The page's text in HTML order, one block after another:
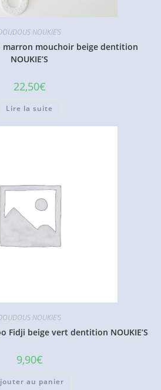
NOUKIE'S
marron mouchoir beige dentition
NOUKIE’S
22,50€
Lire la suite
NOUKIE'S
Fidji beige vert dentition NOUKIE’S
9,90€
au panier